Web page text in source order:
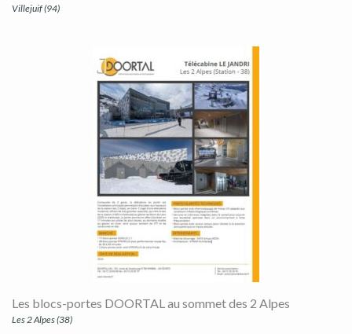
Villejuif (94)
Les blocs-portes DOORTAL au sommet des 2 Alpes
Les 2 Alpes (38)